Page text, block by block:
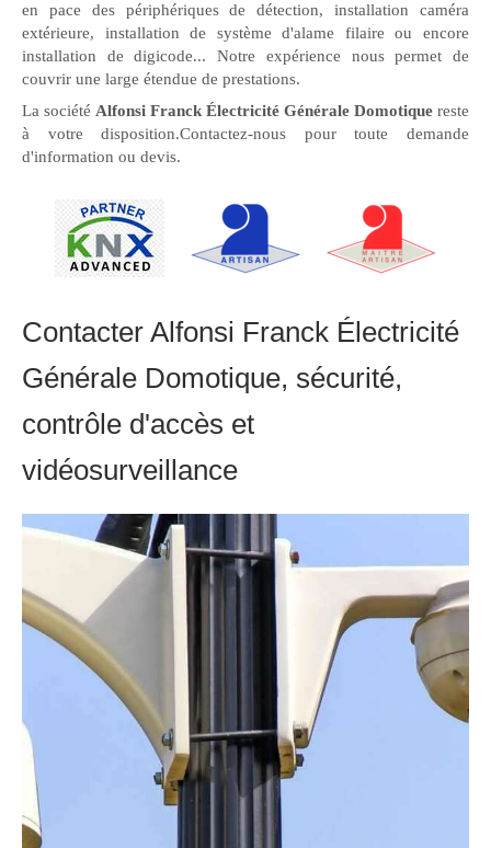
en pace des périphériques de détection, installation caméra
extérieure, installation de système d'alame filaire ou encore
installation de digicode... Notre expérience nous permet de
couvrir une large étendue de prestations.
La société Alfonsi Franck Électricité Générale Domotique reste
à votre disposition.Contactez-nous pour toute demande
d'information ou devis.
Contacter Alfonsi Franck Électricité
Générale Domotique, sécurité,
contrôle d'accès et
vidéosurveillance